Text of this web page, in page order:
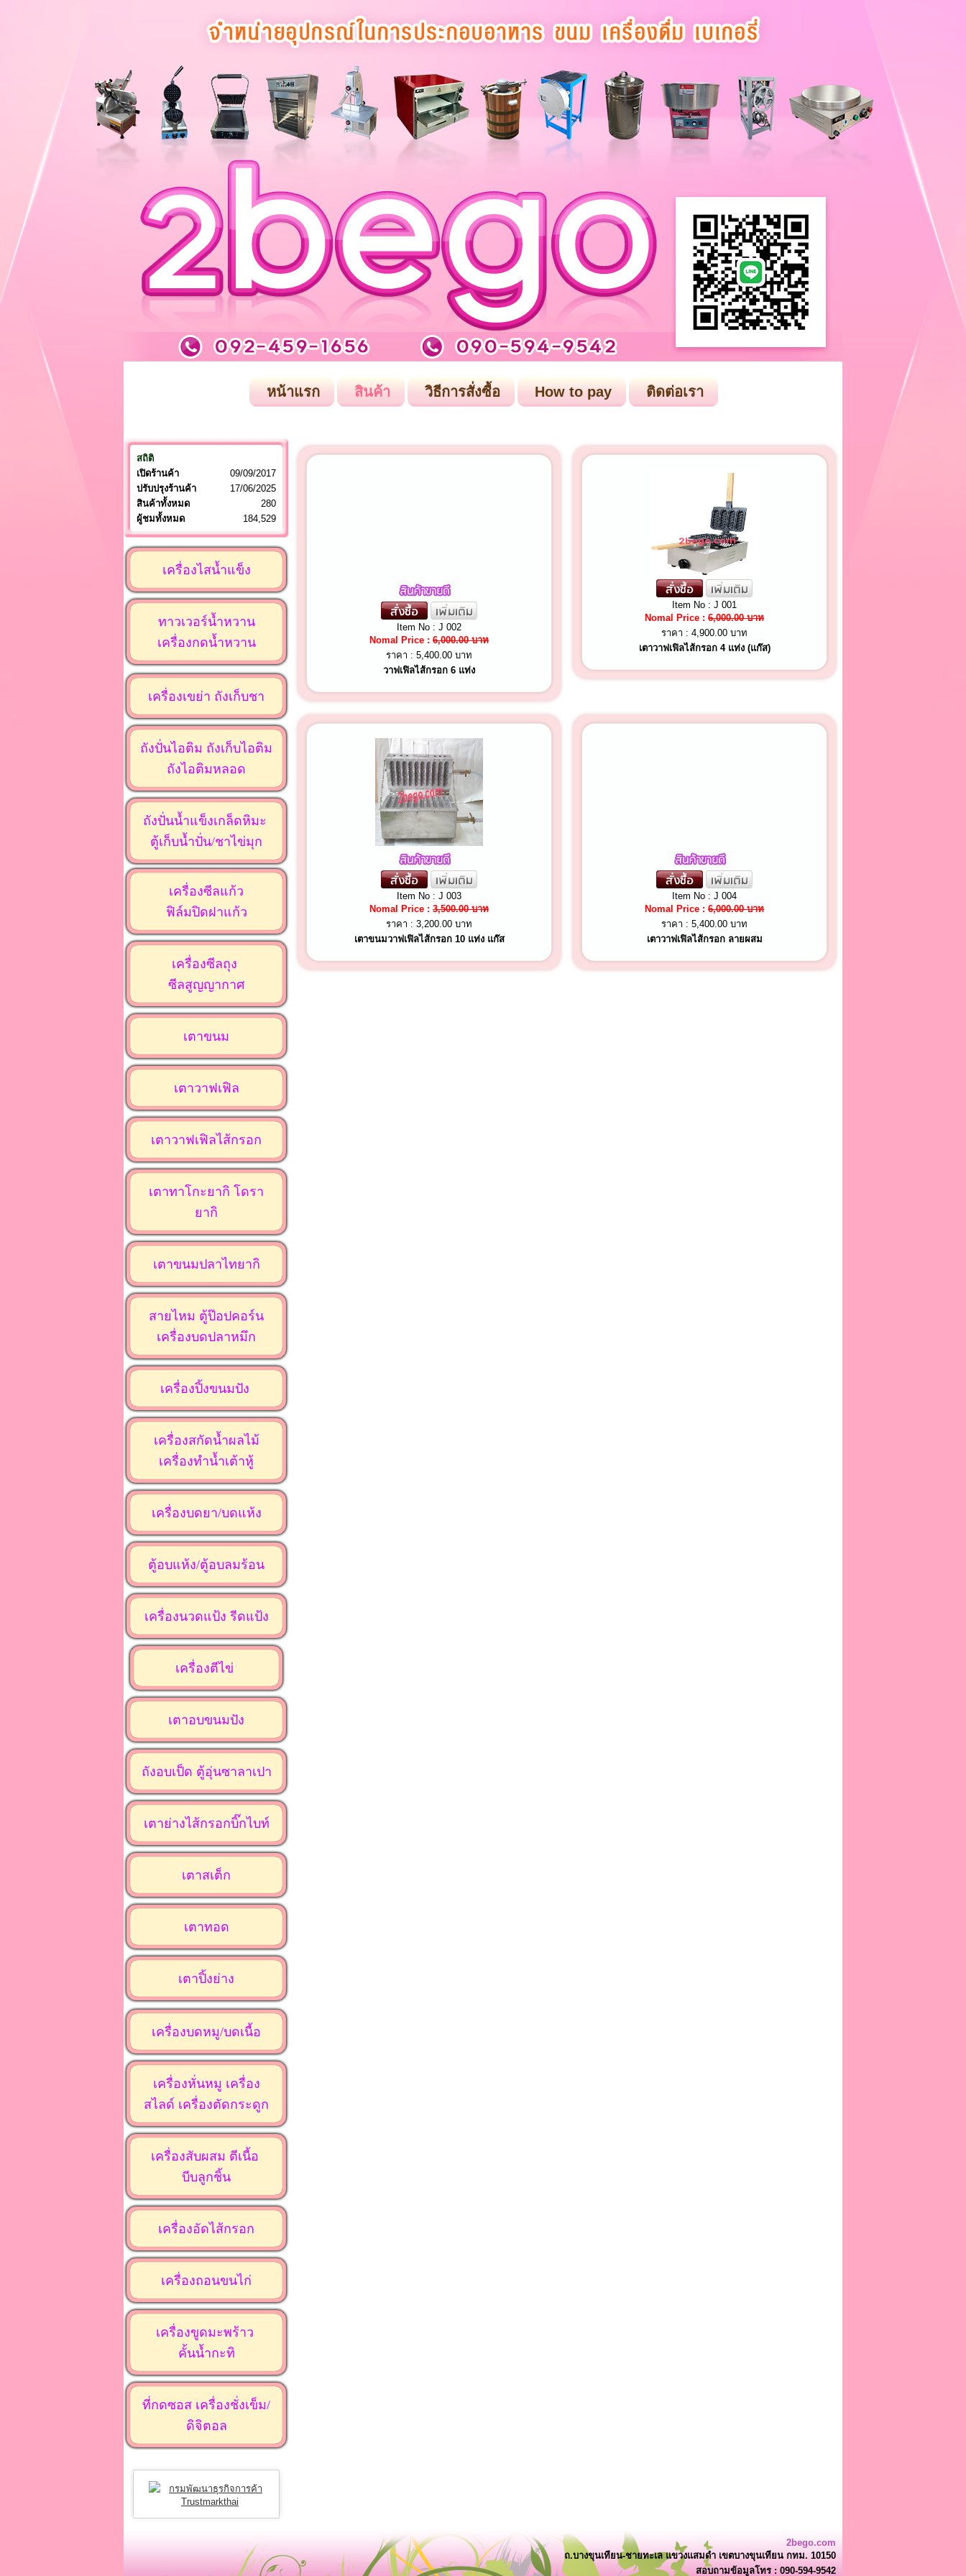
หน้าแรก สินค้า วิธีการสั่งซื้อ How to pay ติดต่อเรา
สถิติ
เปิดร้านค้า
09/09/2017
ปรับปรุงร้านค้า
17/06/2025
สินค้าทั้งหมด
280
ผู้ชมทั้งหมด
184,529
เครื่องไสน้ำแข็ง
ทาวเวอร์น้ำหวาน
เครื่องกดน้ำหวาน
เครื่องเขย่า ถังเก็บชา
ถังปั่นไอติม ถังเก็บไอติม
ถังไอติมหลอด
ถังปั่นน้ำแข็งเกล็ดหิมะ
ตู้เก็บน้ำปั่น/ชาไข่มุก
เครื่องซีลแก้ว
ฟิล์มปิดฝาแก้ว
เครื่องซีลถุง
ซีลสูญญากาศ
เตาขนม
เตาวาฟเฟิล
เตาวาฟเฟิลไส้กรอก
เตาทาโกะยากิ โดรา
ยากิ
เตาขนมปลาไทยากิ
สายไหม ตู้ป๊อปคอร์น
เครื่องบดปลาหมึก
เครื่องปิ้งขนมปัง
เครื่องสกัดน้ำผลไม้
เครื่องทำน้ำเต้าหู้
เครื่องบดยา/บดแห้ง
ตู้อบแห้ง/ตู้อบลมร้อน
เครื่องนวดแป้ง รีดแป้ง
เครื่องตีไข่
เตาอบขนมปัง
ถังอบเป็ด ตู้อุ่นซาลาเปา
เตาย่างไส้กรอกบิ๊กไบท์
เตาสเต็ก
เตาทอด
เตาปิ้งย่าง
เครื่องบดหมู/บดเนื้อ
เครื่องหั่นหมู เครื่อง
สไลด์ เครื่องตัดกระดูก
เครื่องสับผสม ตีเนื้อ
บีบลูกชิ้น
เครื่องอัดไส้กรอก
เครื่องถอนขนไก่
เครื่องขูดมะพร้าว
คั้นน้ำกะทิ
ที่กดซอส เครื่องชั่งเข็ม/
ดิจิตอล
Item No : J 002
Nomal Price : 6,000.00 บาท
ราคา : 5,400.00 บาท
วาฟเฟิลไส้กรอก 6 แท่ง
Item No : J 001
Nomal Price : 6,000.00 บาท
ราคา : 4,900.00 บาท
เตาวาฟเฟิลไส้กรอก 4 แท่ง (แก๊ส)
Item No : J 003
Nomal Price : 3,500.00 บาท
ราคา : 3,200.00 บาท
เตาขนมวาฟเฟิลไส้กรอก 10 แท่ง แก๊ส
Item No : J 004
Nomal Price : 6,000.00 บาท
ราคา : 5,400.00 บาท
เตาวาฟเฟิลไส้กรอก ลายผสม
2bego.com
ถ.บางขุนเทียน-ชายทะเล แขวงแสมดำ เขตบางขุนเทียน กทม. 10150
สอบถามข้อมูลโทร : 090-594-9542